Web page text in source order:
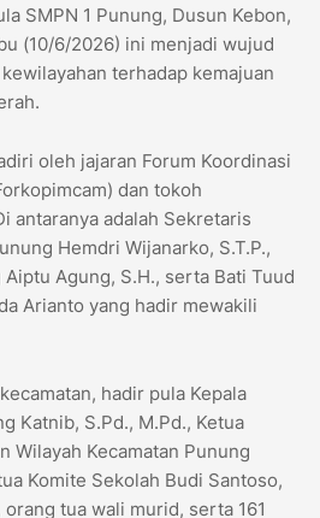
SMPN 1 Punung, Dusun Kebon,
(10/6/2026) ini menjadi wujud
terhadap kemajuan
oleh jajaran Forum Koordinasi
dan tokoh
antaranya adalah Sekretaris
Hemdri Wijanarko, S.T.P.,
Agung, S.H., serta Bati Tuud
Arianto yang hadir mewakili
hadir pula Kepala
Katnib, S.Pd., M.Pd., Ketua
Wilayah Kecamatan Punung
Komite Sekolah Budi Santoso,
tua wali murid, serta 161